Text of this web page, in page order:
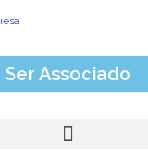
Ser Associado